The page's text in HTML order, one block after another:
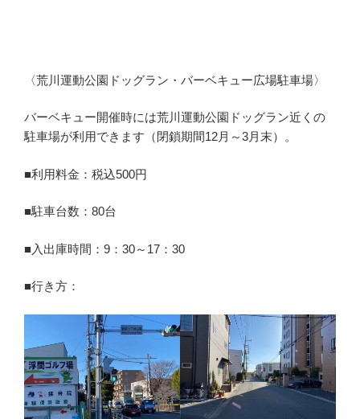
〈荒川運動公園ドッグラン・バーベキュー広場駐車場〉
バーベキュー開催時には荒川運動公園ドッグラン近くの
駐車場が利用できます（閉鎖期間12月～3月末）。
■利用料金：税込500円
■駐車台数：80台
■入出庫時間：9：30～17：30
■行き方：